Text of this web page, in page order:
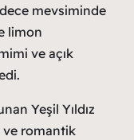
mevsiminde
limon
ve açık
Yeşil Yıldız
ve romantik